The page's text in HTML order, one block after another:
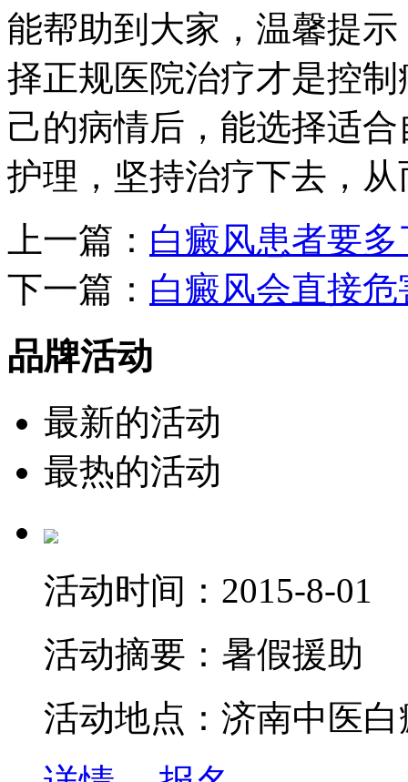
能帮助到大家，温馨提
择正规医院治疗才是控
己的病情后，能选择适
护理，坚持治疗下去，
上一篇： 白癜风患者要
下一篇： 白癜风会直接
品牌活动
最新的活动
最热的活动
活动时间： 2015-8-01
活动摘要： 暑假援助
活动地点： 济南中医